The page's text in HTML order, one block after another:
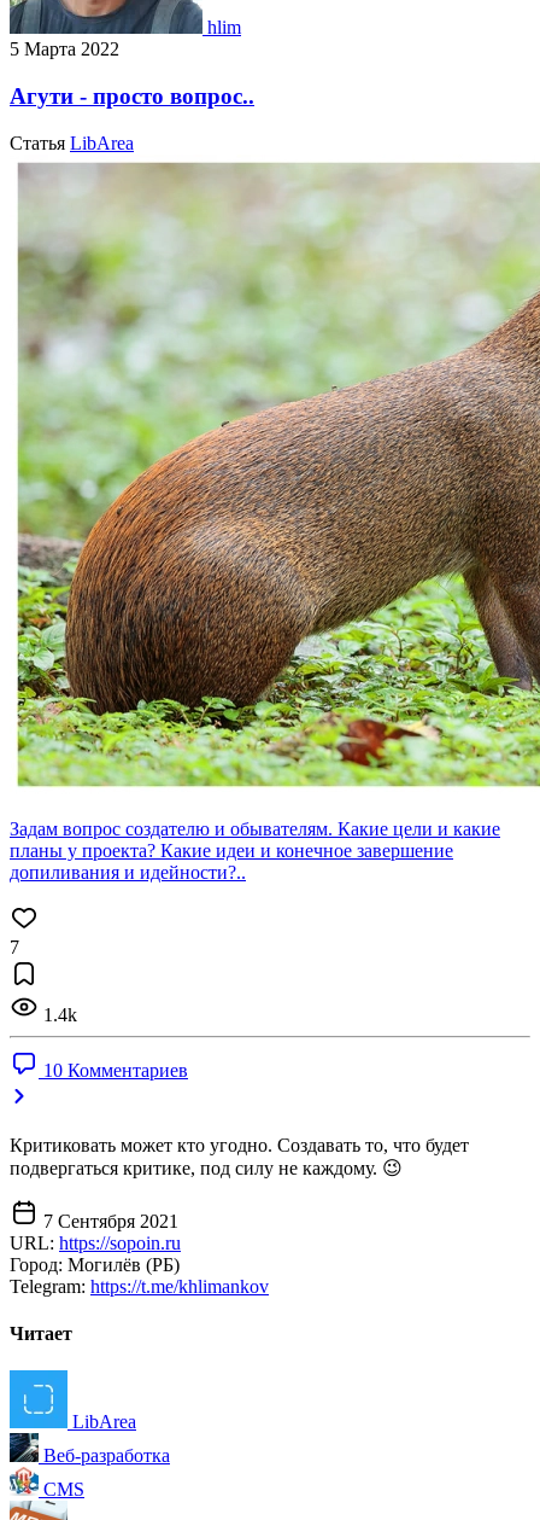
hlim
5 Марта 2022
Агути - просто вопрос..
Статья LibArea
Задам вопрос создателю и обывателям. Какие цели и какие
планы у проекта? Какие идеи и конечное завершение
допиливания и идейности?..
7
1.4k
10 Комментариев
Критиковать может кто угодно. Создавать то, что будет
подвергаться критике, под силу не каждому. 😉
7 Сентября 2021
URL: https://sopoin.ru
Город: Могилёв (РБ)
Telegram: https://t.me/khlimankov
Читает
LibArea
Веб-разработка
CMS